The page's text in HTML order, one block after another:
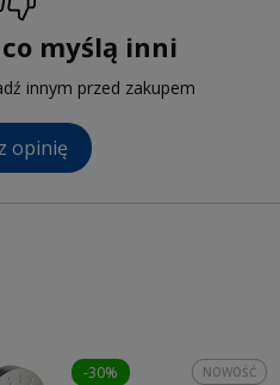
myślą inni
innym przed zakupem
opinię
-30% NOWOŚĆ